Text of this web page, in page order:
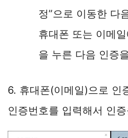
정”으로 이동한 다
휴대폰 또는 이메
을 누른 다음 인증
6. 휴대폰(이메일)으로 인
인증번호를 입력해서 인